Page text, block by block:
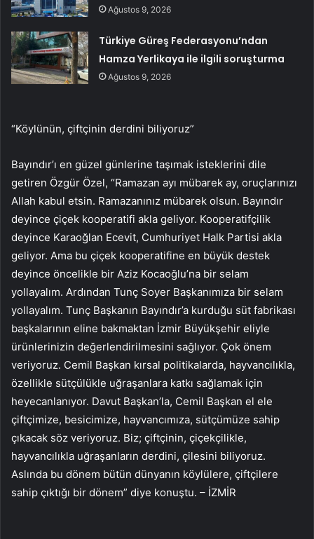
Ağustos 9, 2026
Türkiye Güreş Federasyonu’ndan
Hamza Yerlikaya ile ilgili soruşturma
Ağustos 9, 2026
“Köylünün, çiftçinin derdini biliyoruz”
Bayındır’ı en güzel günlerine taşımak isteklerini dile
getiren Özgür Özel, “Ramazan ayı mübarek ay, oruçlarınızı
Allah kabul etsin. Ramazanınız mübarek olsun. Bayındır
deyince çiçek kooperatifi akla geliyor. Kooperatifçilik
deyince Karaoğlan Ecevit, Cumhuriyet Halk Partisi akla
geliyor. Ama bu çiçek kooperatifine en büyük destek
deyince öncelikle bir Aziz Kocaoğlu’na bir selam
yollayalım. Ardından Tunç Soyer Başkanımıza bir selam
yollayalım. Tunç Başkanın Bayındır’a kurduğu süt fabrikası
başkalarının eline bakmaktan İzmir Büyükşehir eliyle
ürünlerinizin değerlendirilmesini sağlıyor. Çok önem
veriyoruz. Cemil Başkan kırsal politikalarda, hayvancılıkla,
özellikle sütçülükle uğraşanlara katkı sağlamak için
heyecanlanıyor. Davut Başkan’la, Cemil Başkan el ele
çiftçimize, besicimize, hayvancımıza, sütçümüze sahip
çıkacak söz veriyoruz. Biz; çiftçinin, çiçekçilikle,
hayvancılıkla uğraşanların derdini, çilesini biliyoruz.
Aslında bu dönem bütün dünyanın köylülere, çiftçilere
sahip çıktığı bir dönem” diye konuştu. – İZMİR